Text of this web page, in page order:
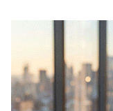
КАЖДОМ ШАГЕ
В 2027 году
юбилей. Шесть
покупателей,